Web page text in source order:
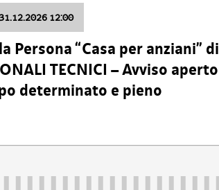
12:00
Persona “Casa per anziani” di
TECNICI – Avviso aperto
determinato e pieno